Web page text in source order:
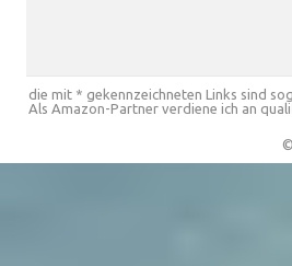
die mit * gekennzeichneten Links sind
Als Amazon-Partner verdiene ich an